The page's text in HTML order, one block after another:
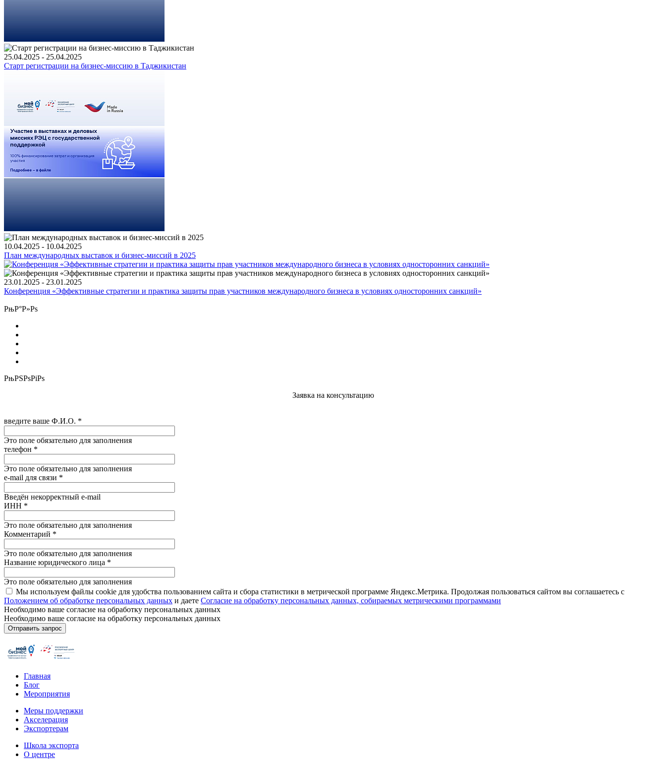
25.04.2025 - 25.04.2025
Старт регистрации на бизнес-миссию в Таджикистан
10.04.2025 - 10.04.2025
План международных выставок и бизнес-миссий в 2025
23.01.2025 - 23.01.2025
Конференция «Эффективные стратегии и практика защиты прав участников международного бизнеса в условиях односторонних санкций»
РњР°Р»Рѕ
РњРЅРѕРіРѕ
Заявка на консультацию
введите ваше Ф.И.О. *
Это поле обязательно для заполнения
телефон *
Это поле обязательно для заполнения
e-mail для связи *
Введён некорректный e-mail
ИНН *
Это поле обязательно для заполнения
Комментарий *
Это поле обязательно для заполнения
Название юридического лица *
Это поле обязательно для заполнения
Мы используем файлы cookie для удобства пользованием сайта и сбора статистики в метрической программе Яндекс.Метрика. Продолжая пользоваться сайтом вы соглашаетесь с
Положением об обработке персональных данных и даете Согласие на обработку персональных данных, собираемых метрическими программами
Необходимо ваше согласие на обработку персональных данных
Необходимо ваше согласие на обработку персональных данных
Главная
Блог
Мероприятия
Меры поддержки
Акселерация
Экспортерам
Школа экспорта
О центре